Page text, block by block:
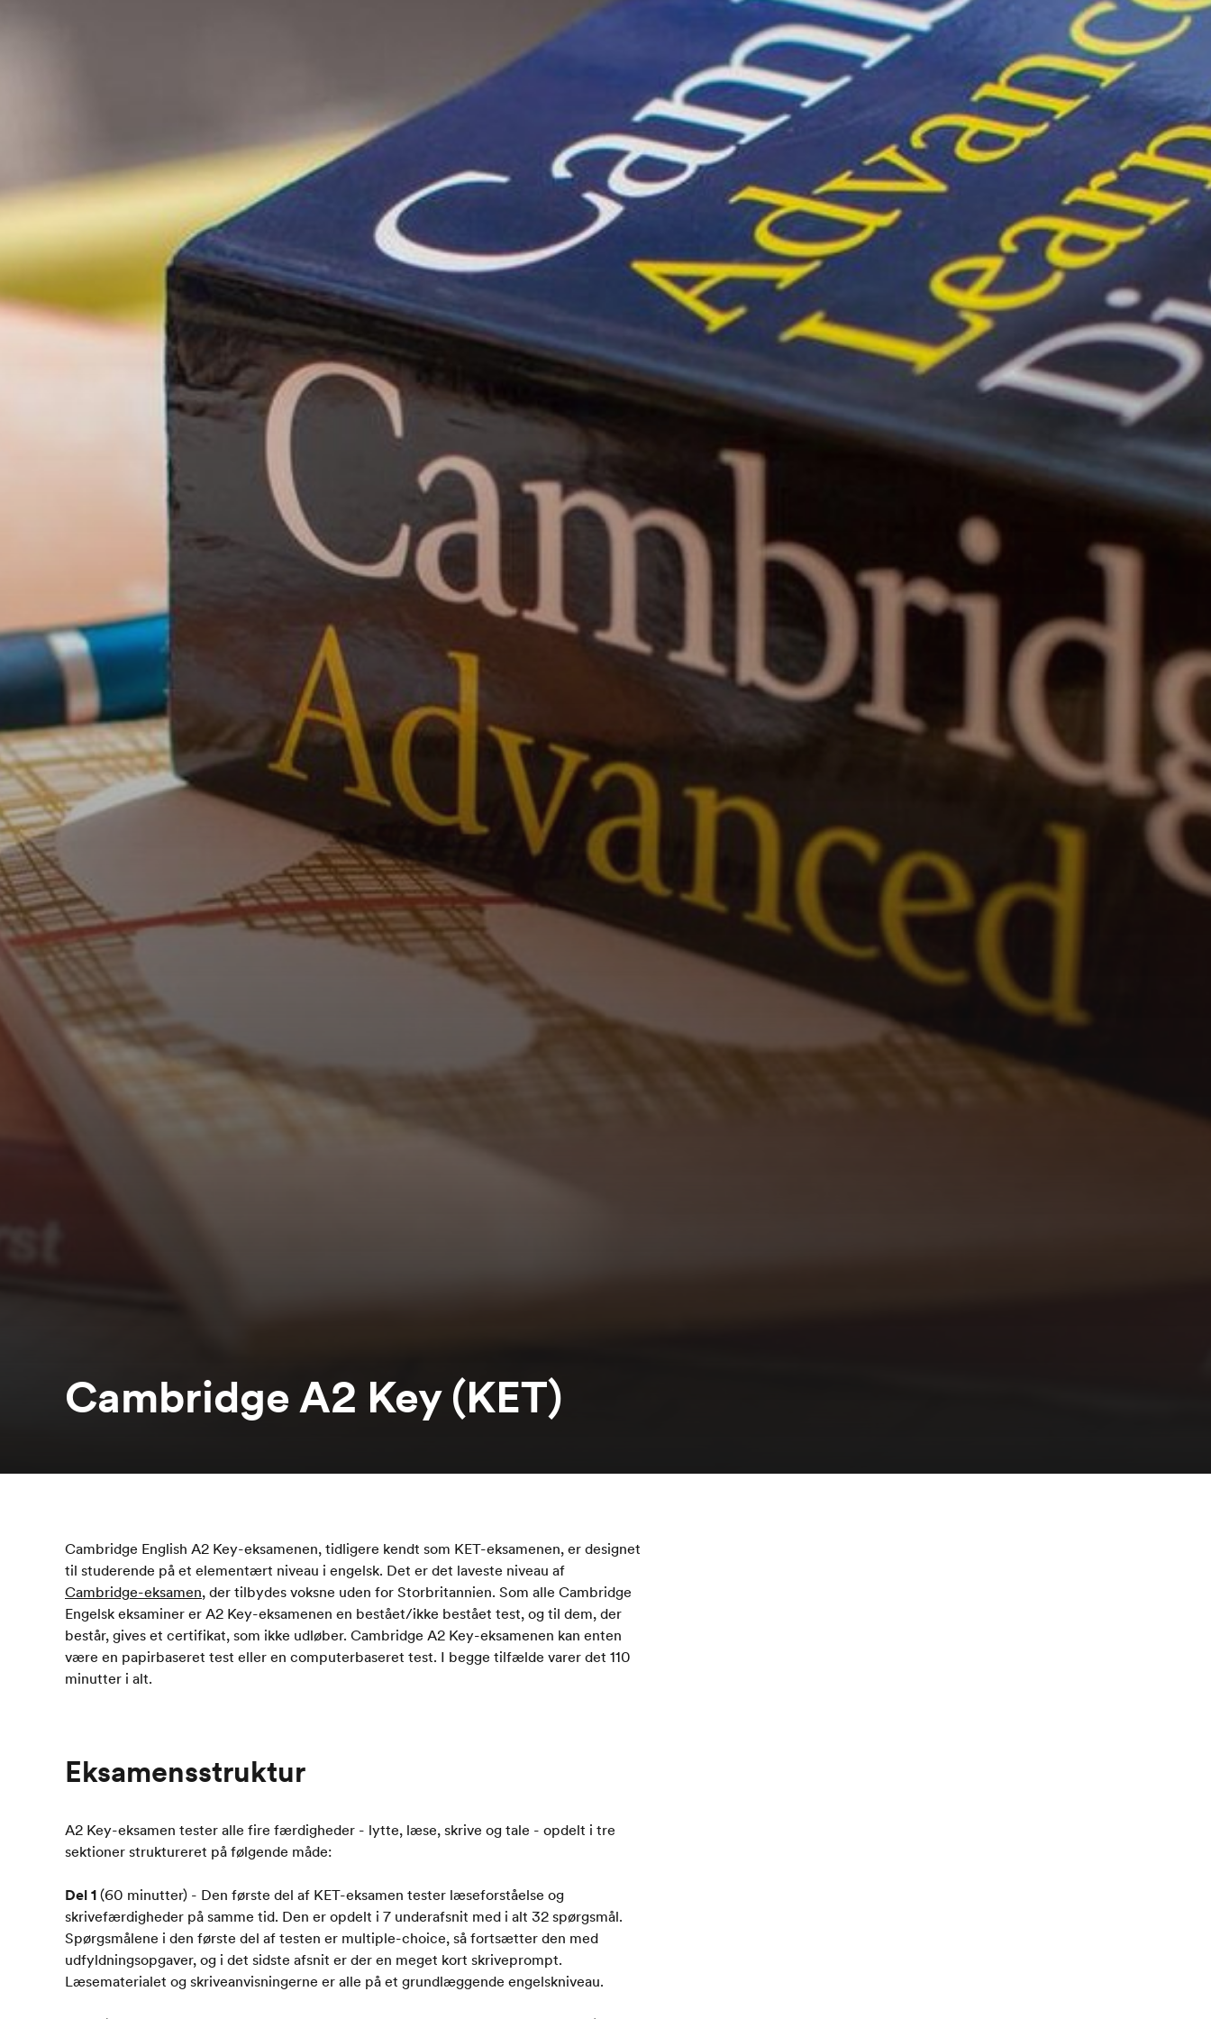
Cambridge A2 Key (KET)
Cambridge English A2 Key-eksamenen, tidligere kendt som KET-eksamenen, er designet
til studerende på et elementært niveau i engelsk. Det er det laveste niveau af
Cambridge-eksamen, der tilbydes voksne uden for Storbritannien. Som alle Cambridge
Engelsk eksaminer er A2 Key-eksamenen en bestået/ikke bestået test, og til dem, der
består, gives et certifikat, som ikke udløber. Cambridge A2 Key-eksamenen kan enten
være en papirbaseret test eller en computerbaseret test. I begge tilfælde varer det 110
minutter i alt.
Eksamensstruktur
A2 Key-eksamen tester alle fire færdigheder - lytte, læse, skrive og tale - opdelt i tre
sektioner struktureret på følgende måde:
Del 1(60 minutter) - Den første del af KET-eksamen tester læseforståelse og
skrivefærdigheder på samme tid. Den er opdelt i 7 underafsnit med i alt 32 spørgsmål.
Spørgsmålene i den første del af testen er multiple-choice, så fortsætter den med
udfyldningsopgaver, og i det sidste afsnit er der en meget kort skriveprompt.
Læsematerialet og skriveanvisningerne er alle på et grundlæggende engelskniveau.